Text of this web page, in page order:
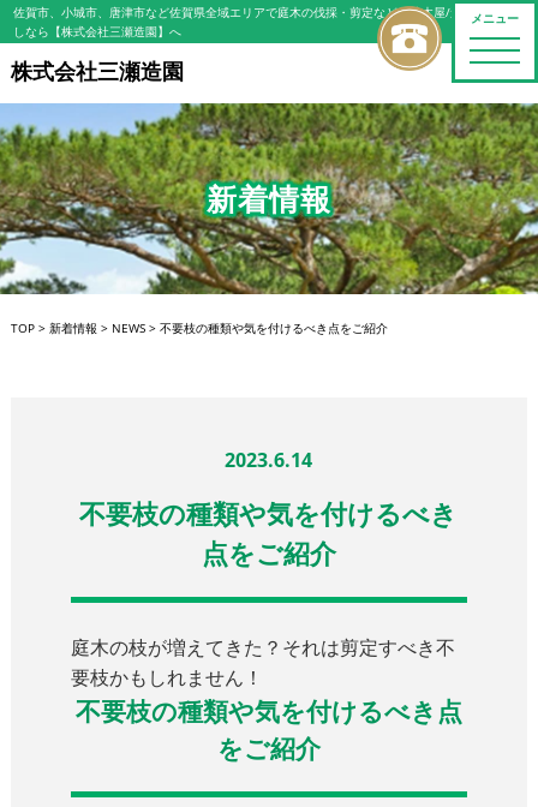
メニュー
toggle
佐賀市、小城市、唐津市など佐賀県全域エリアで庭木の伐採・剪定などの植木屋/造園屋をお探
しなら【株式会社三瀬造園】へ
株式会社三瀬造園
新着情報
TOP> 新着情報 > NEWS> 不要枝の種類や気を付けるべき点をご紹介
2023.6.14
不要枝の種類や気を付けるべき
点をご紹介
庭木の枝が増えてきた？それは剪定すべき不
要枝かもしれません！
不要枝の種類や気を付けるべき点
をご紹介